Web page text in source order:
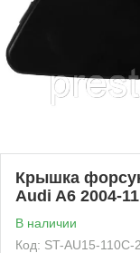
Крышка
Audi A6 2004-
В наличии
Код: ST-AU15-110C-2